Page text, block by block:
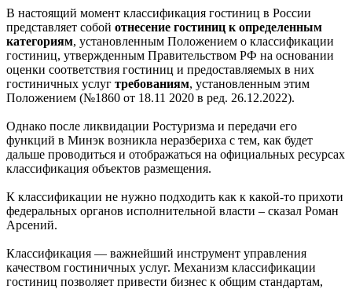
В настоящий момент классификация гостиниц в России
представляет собой отнесение гостиниц к определенным
категориям, установленным Положением о классификации
гостиниц, утвержденным Правительством РФ на основании
оценки соответствия гостиниц и предоставляемых в них
гостиничных услуг требованиям, установленным этим
Положением (№1860 от 18.11 2020 в ред. 26.12.2022).
Однако после ликвидации Ростуризма и передачи его
функций в Минэк возникла неразбериха с тем, как будет
дальше проводиться и отображаться на официальных ресурсах
классификация объектов размещения.
К классификации не нужно подходить как к какой-то прихоти
федеральных органов исполнительной власти – сказал Роман
Арсений.
Классификация — важнейший инструмент управления
качеством гостиничных услуг. Механизм классификации
гостиниц позволяет привести бизнес к общим стандартам,